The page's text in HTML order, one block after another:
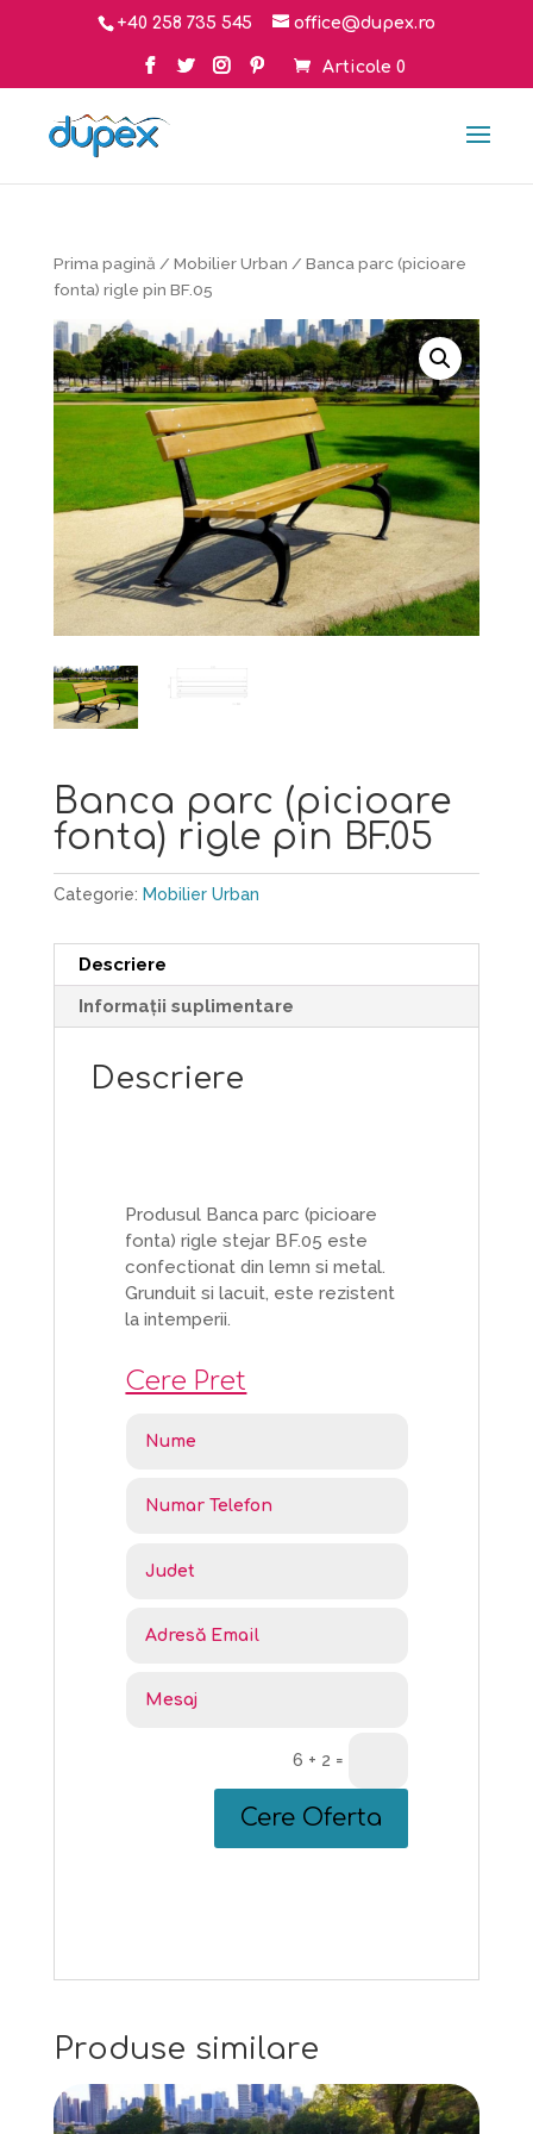
+40 258 735 545 office@dupex.ro
Articole 0
Prima pagină / Mobilier Urban / Banca parc (picioare
fonta) rigle pin BF.05
Banca parc (picioare
fonta) rigle pin BF.05
Categorie: Mobilier Urban
Descriere
Informații suplimentare
Descriere
Produsul Banca parc (picioare
fonta) rigle stejar BF.05 este
confectionat din lemn si metal.
Grunduit si lacuit, este rezistent
la intemperii.
Cere Pret
6 + 2 =
Cere Oferta
Produse similare